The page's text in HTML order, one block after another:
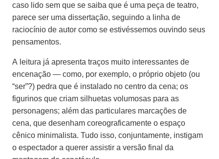
caso lido sem que se saiba que é uma peça de teatro,
parece ser uma dissertação, seguindo a linha de
raciocínio de autor como se estivéssemos ouvindo seus
pensamentos.
A leitura já apresenta traços muito interessantes de
encenação — como, por exemplo, o próprio objeto (ou
“ser”?) pedra que é instalado no centro da cena; os
figurinos que criam silhuetas volumosas para as
personagens; além das particulares marcações de
cena, que desenham coreograficamente o espaço
cênico minimalista. Tudo isso, conjuntamente, instigam
o espectador a querer assistir a versão final da